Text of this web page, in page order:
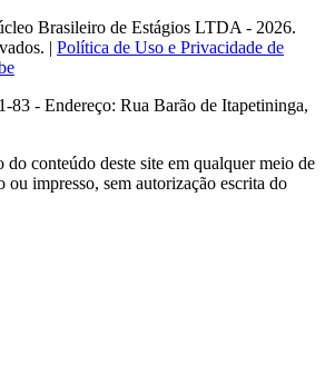
Brasileiro de Estágios LTDA - 2026.
| Política de Uso e Privacidade de
83 - Endereço: Rua Barão de Itapetininga,
conteúdo deste site em qualquer meio de
ou impresso, sem autorização escrita do